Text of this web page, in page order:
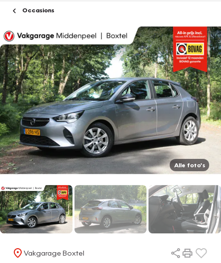
Occasions
Alle foto's
Vakgarage Boxtel